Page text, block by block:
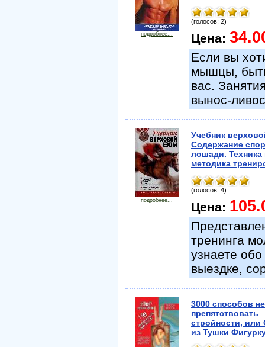
подробнее...
(голосов: 2)
Цена:
Если вы
мышцы,
вас.
вынос-
подробнее...
Учебник
Содержание
лошади. Техника
методика
(голосов: 4)
Цена:
тренинга
узнаете
выездке,
3000 способов не
препятствовать
стройности, или
из Тушки